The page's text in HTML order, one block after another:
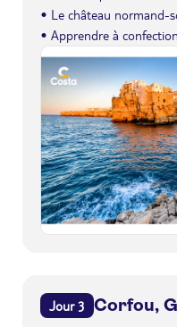
• Le château normand-
• Apprendre à
Jour 3 Corfou,